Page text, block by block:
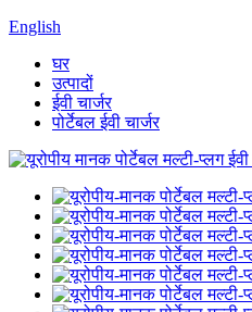
English
घर
उत्पादों
ईवी चार्जर
पोर्टेबल ईवी चार्जर